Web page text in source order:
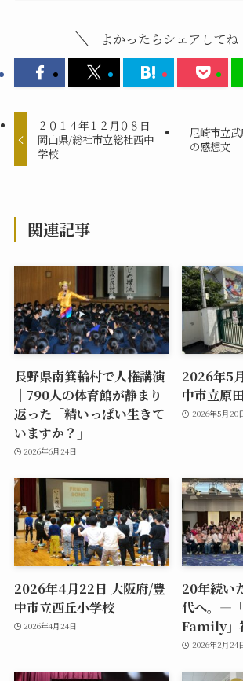
よかったらシェアしてね
２０１４年１２月０８日
岡山県/総社市立総社西中
学校
尼崎市立
の感想文
関連記事
長野県南箕輪村で人権講演
｜790人の体育館が静まり
返った「精いっぱい生きて
いますか？」
2026年6月24日
2026年5
中市立原
2026年5月20
2026年4月22日 大阪府/豊
中市立西丘小学校
2026年4月24日
20年続い
代へ。―
Family」
2026年2月24